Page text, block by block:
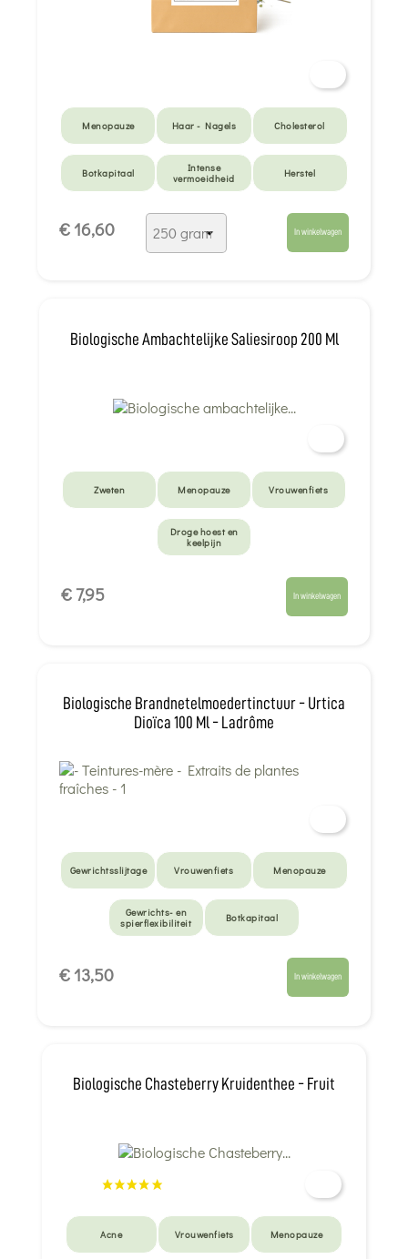
Menopauze Haar - Nagels Cholesterol
Botkapitaal
Intense
vermoeidheid
Herstel
€ 16,60 In winkelwagen
Biologische Ambachtelijke Saliesiroop 200 Ml
Zweten Menopauze Vrouwenfiets
Droge hoest en
keelpijn
€ 7,95 In winkelwagen
Biologische Brandnetelmoedertinctuur - Urtica
Dioïca 100 Ml - Ladrôme
Gewrichtsslijtage Vrouwenfiets Menopauze
Gewrichts- en
spierflexibiliteit
Botkapitaal
€ 13,50 In winkelwagen
Biologische Chasteberry Kruidenthee - Fruit
Acne Vrouwenfiets Menopauze